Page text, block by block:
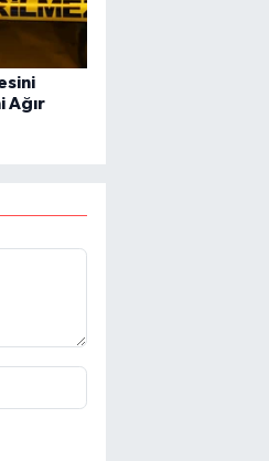
Ağır